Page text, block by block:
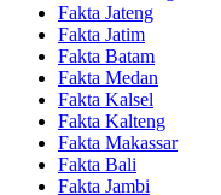
Fakta Jateng
Fakta Jatim
Fakta Batam
Fakta Medan
Fakta Kalsel
Fakta Kalteng
Fakta Makassar
Fakta Bali
Fakta Jambi